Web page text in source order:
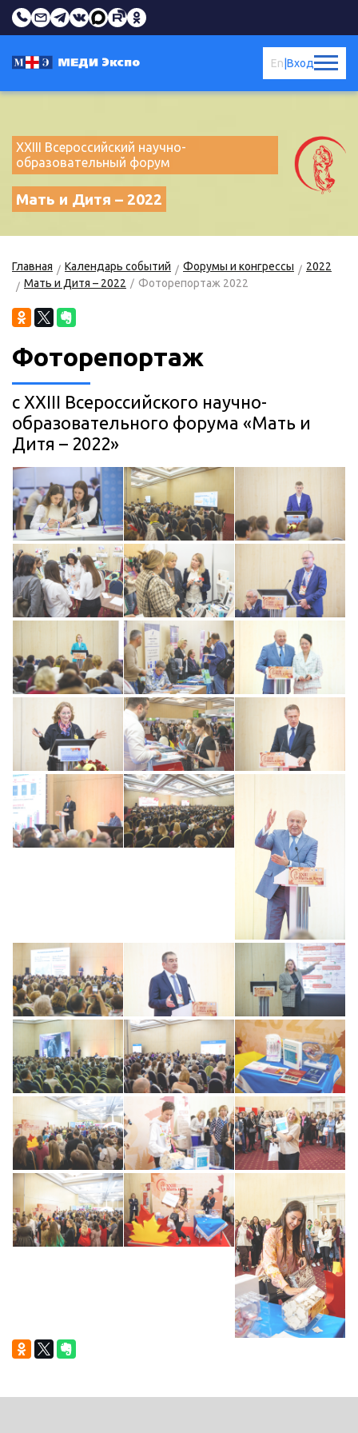
Вход
En
XXIII Всероссийский научно-
образовательный форум
Мать и Дитя – 2022
Главная Календарь событий Форумы и конгрессы
2022
Мать и Дитя – 2022
Фоторепортаж 2022
Фоторепортаж
с XXIII Всероссийского научно-
образовательного форума «Мать и
Дитя – 2022»